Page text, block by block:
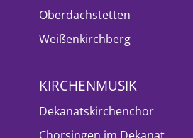
Oberdachstetten
Weißenkirchberg
KIRCHENMUSIK
Dekanatskirchenchor